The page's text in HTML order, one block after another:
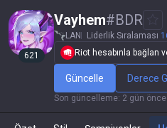
621
Vayhem#BDR
LAN Liderlik Sıralaması
Riot hesabınla bağlan
Güncelle Derece
Son güncelleme: 2 gün önce